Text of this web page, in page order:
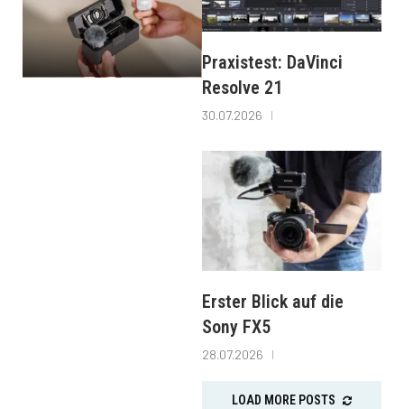
Praxistest: DaVinci
Resolve 21
30.07.2026
Erster Blick auf die
Sony FX5
28.07.2026
LOAD MORE POSTS